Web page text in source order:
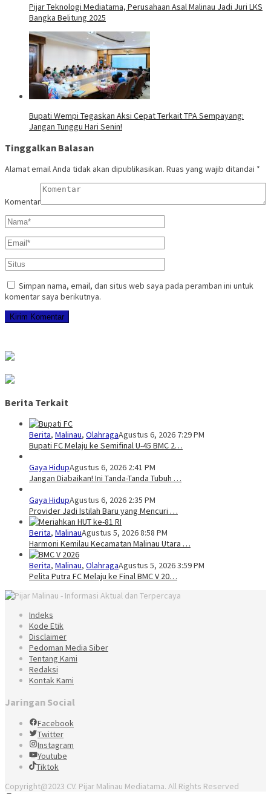
Pijar Teknologi Mediatama, Perusahaan Asal Malinau Jadi Juri LKS
Bangka Belitung 2025
Bupati Wempi Tegaskan Aksi Cepat Terkait TPA Sempayang:
Jangan Tunggu Hari Senin!
Tinggalkan Balasan
Alamat email Anda tidak akan dipublikasikan. Ruas yang wajib ditandai *
Komentar
Simpan nama, email, dan situs web saya pada peramban ini untuk
komentar saya berikutnya.
Berita Terkait
Berita, Malinau, OlahragaAgustus 6, 2026 7:29 PM
Bupati FC Melaju ke Semifinal U-45 BMC 2…
Gaya HidupAgustus 6, 2026 2:41 PM
Jangan Diabaikan! Ini Tanda-Tanda Tubuh …
Gaya HidupAgustus 6, 2026 2:35 PM
Provider Jadi Istilah Baru yang Mencuri …
Berita, MalinauAgustus 5, 2026 8:58 PM
Harmoni Kemilau Kecamatan Malinau Utara …
Berita, Malinau, OlahragaAgustus 5, 2026 3:59 PM
Pelita Putra FC Melaju ke Final BMC V 20…
Indeks
Kode Etik
Disclaimer
Pedoman Media Siber
Tentang Kami
Redaksi
Kontak Kami
Jaringan Social
Facebook
Twitter
Instagram
Youtube
Tiktok
Copyright@2023 CV. Pijar Malinau Mediatama. All Rights Reserved